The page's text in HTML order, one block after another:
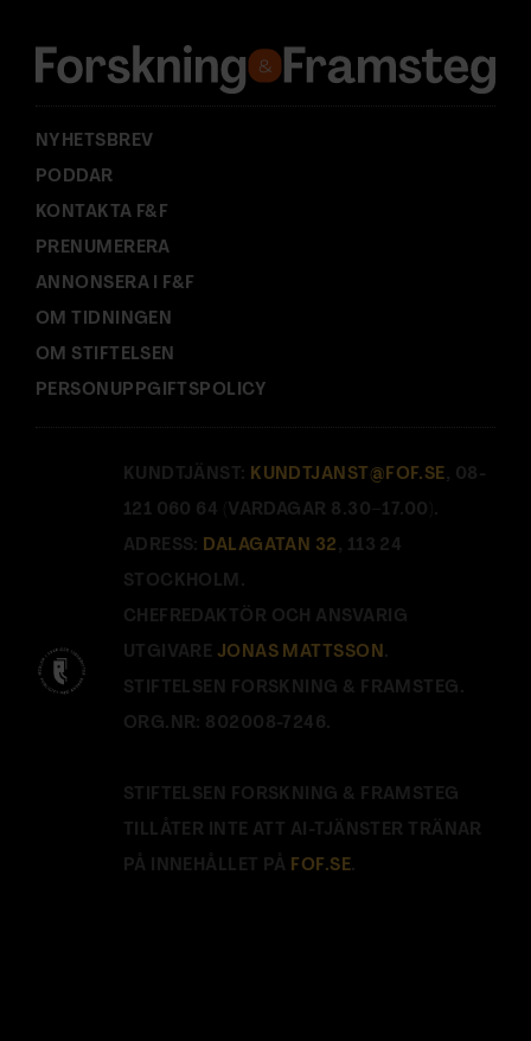
s
:
NYHETSBREV
PODDAR
KONTAKTA F&F
PRENUMERERA
ANNONSERA I F&F
OM TIDNINGEN
OM STIFTELSEN
PERSONUPPGIFTSPOLICY
KUNDTJÄNST: KUNDTJANST@FOF.SE , 08-
121 060 64 (VARDAGAR 8.30–17.00).
ADRESS: DALAGATAN 32 , 113 24
STOCKHOLM.
CHEFREDAKTÖR OCH ANSVARIG
UTGIVARE JONAS MATTSSON.
STIFTELSEN FORSKNING & FRAMSTEG.
ORG.NR: 802008-7246.
STIFTELSEN FORSKNING & FRAMSTEG
TILLÅTER INTE ATT AI-TJÄNSTER TRÄNAR
PÅ INNEHÅLLET PÅ FOF.SE.